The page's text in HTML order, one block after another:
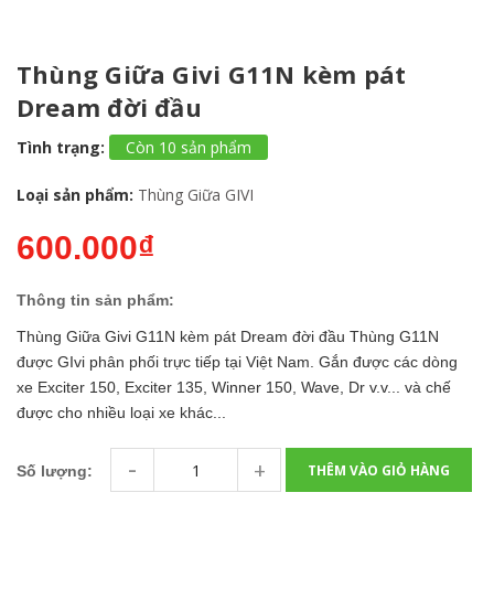
Thùng Giữa Givi G11N kèm pát
Dream đời đầu
Tình trạng: Còn 10 sản phẩm
Loại sản phẩm: Thùng Giữa GIVI
600.000₫
Thông tin sản phẩm:
Thùng Giữa Givi G11N kèm pát Dream đời đầu Thùng G11N
được GIvi phân phối trực tiếp tại Việt Nam. Gắn được các dòng
xe Exciter 150, Exciter 135, Winner 150, Wave, Dr v.v... và chế
được cho nhiều loại xe khác...
Số lượng: - + THÊM VÀO GIỎ HÀNG